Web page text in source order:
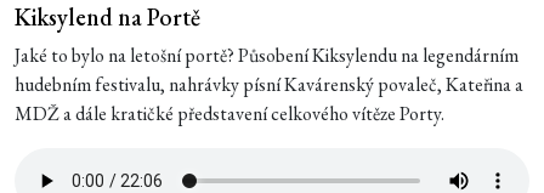
Kiksylend na Portě
Jaké to bylo na letošní portě? Působení Kiksylendu na legendárním
hudebním festivalu, nahrávky písní Kavárenský povaleč, Kateřina a
MDŽ a dále kratičké představení celkového vítěze Porty.